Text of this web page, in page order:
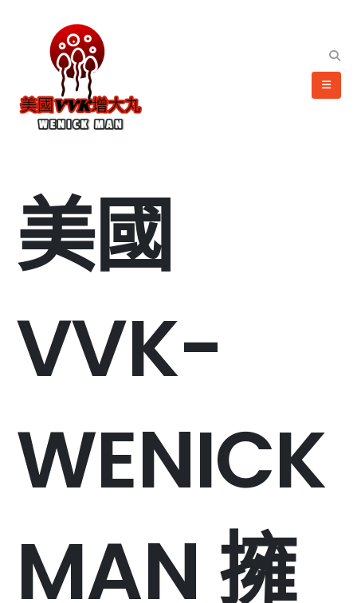
美國
VVK-
WENICK
MAN 擁